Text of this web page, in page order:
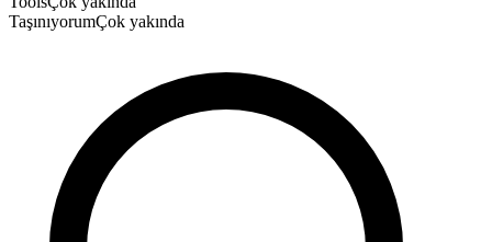
TaşınıyorumÇok yakında